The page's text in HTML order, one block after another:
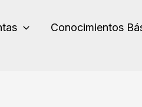
Conocimientos